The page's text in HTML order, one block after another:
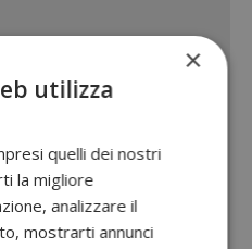
×
utilizza
quelli dei nostri
la migliore
analizzare il
mostrarti annunci